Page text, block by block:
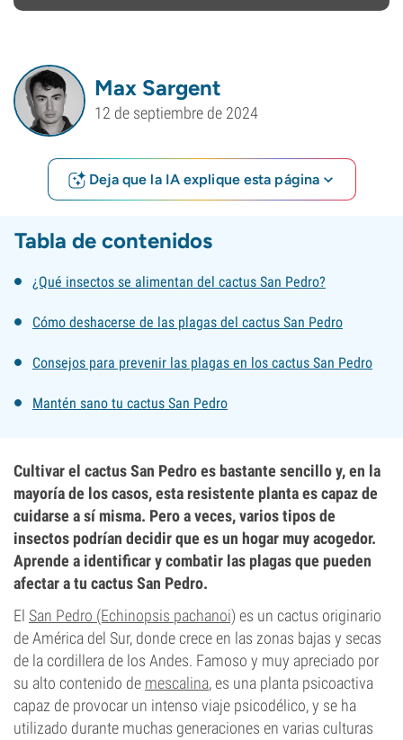
Max Sargent
12 de septiembre de 2024
Deja que la IA explique esta página
Tabla de contenidos
¿Qué insectos se alimentan del cactus San Pedro?
Cómo deshacerse de las plagas del cactus San Pedro
Consejos para prevenir las plagas en los cactus San Pedro
Mantén sano tu cactus San Pedro
Cultivar el cactus San Pedro es bastante sencillo y, en la
mayoría de los casos, esta resistente planta es capaz de
cuidarse a sí misma. Pero a veces, varios tipos de
insectos podrían decidir que es un hogar muy acogedor.
Aprende a identificar y combatir las plagas que pueden
afectar a tu cactus San Pedro.
El San Pedro (Echinopsis pachanoi) es un cactus originario
de América del Sur, donde crece en las zonas bajas y secas
de la cordillera de los Andes. Famoso y muy apreciado por
su alto contenido de mescalina, es una planta psicoactiva
capaz de provocar un intenso viaje psicodélico, y se ha
utilizado durante muchas generaciones en varias culturas